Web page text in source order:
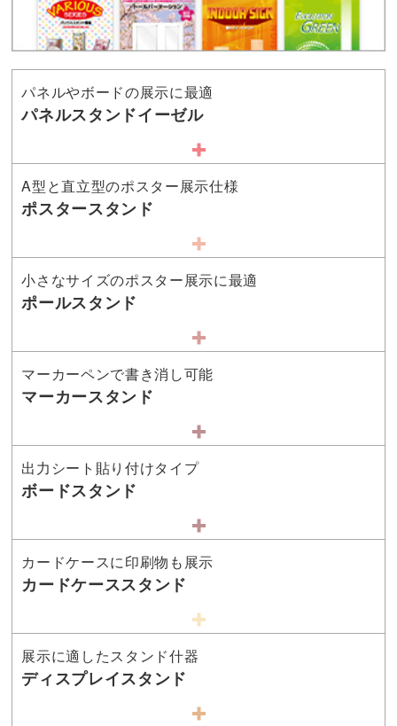
パネルやボードの展示に最適
パネルスタンドイーゼル
A型と直立型のポスター展示仕様
ポスタースタンド
小さなサイズのポスター展示に最適
ポールスタンド
マーカーペンで書き消し可能
マーカースタンド
出力シート貼り付けタイプ
ボードスタンド
カードケースに印刷物も展示
カードケーススタンド
展示に適したスタンド什器
ディスプレイスタンド